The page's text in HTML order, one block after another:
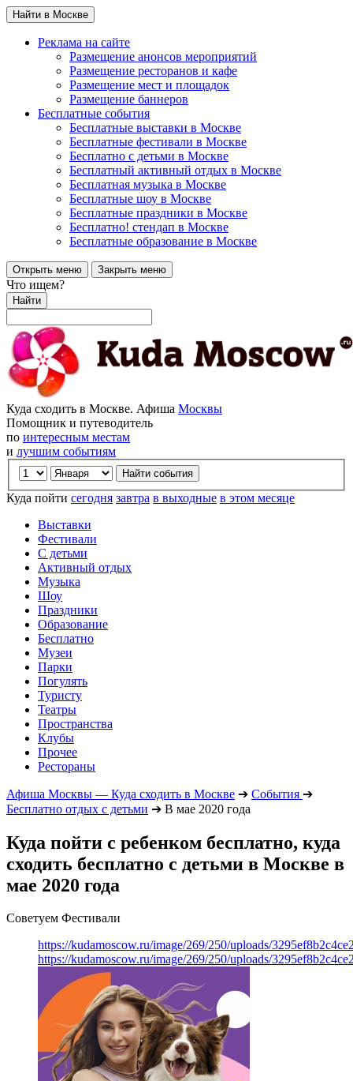
Найти в Москве
Реклама на сайте
Размещение анонсов мероприятий
Размещение ресторанов и кафе
Размещение мест и площадок
Размещение баннеров
Бесплатные события
Бесплатные выставки в Москве
Бесплатные фестивали в Москве
Бесплатно с детьми в Москве
Бесплатный активный отдых в Москве
Бесплатная музыка в Москве
Бесплатные шоу в Москве
Бесплатные праздники в Москве
Бесплатно! стендап в Москве
Бесплатные образование в Москве
Открыть меню Закрыть меню
Что ищем?
Найти
Куда сходить в Москве. Афиша Москвы
Помощник и путеводитель
по интересным местам
и лучшим событиям
Куда пойти сегодня завтра в выходные в этом месяце
Выставки
Фестивали
С детьми
Активный отдых
Музыка
Шоу
Праздники
Образование
Бесплатно
Музеи
Парки
Погулять
Туристу
Театры
Пространства
Клубы
Прочее
Рестораны
Афиша Москвы — Куда сходить в Москве ➔ События ➔
Бесплатно отдых с детьми ➔ В мае 2020 года
Куда пойти с ребенком бесплатно, куда
сходить бесплатно с детьми в Москве в
мае 2020 года
Советуем Фестивали
https://kudamoscow.ru/image/269/250/uploads/
https://kudamoscow.ru/image/269/250/uploads/